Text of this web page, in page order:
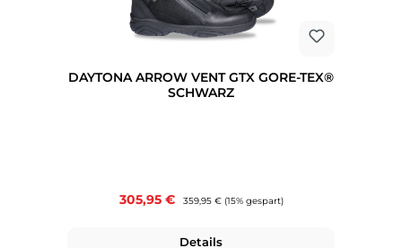
DAYTONA ARROW VENT GTX GORE-TEX®
SCHWARZ
Verkaufspreis:
305,95 € Regulärer Preis:
359,95 € (15% gespart)
Details